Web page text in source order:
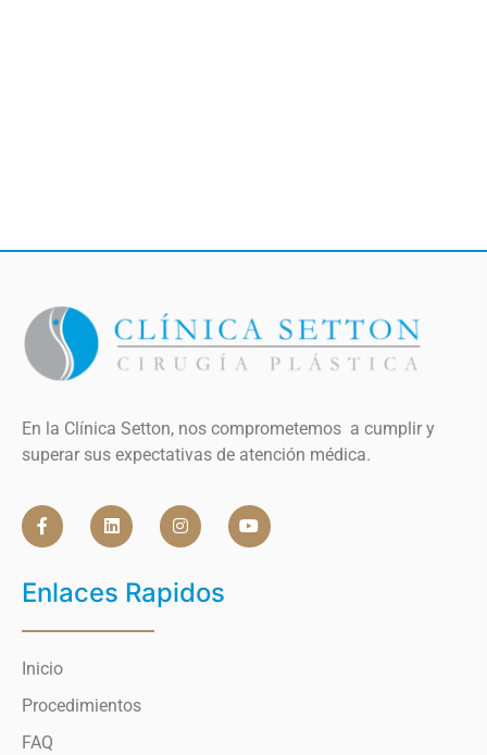
En la Clínica Setton, nos comprometemos a cumplir y
superar sus expectativas de atención médica.
Enlaces Rapidos
Inicio
Procedimientos
FAQ